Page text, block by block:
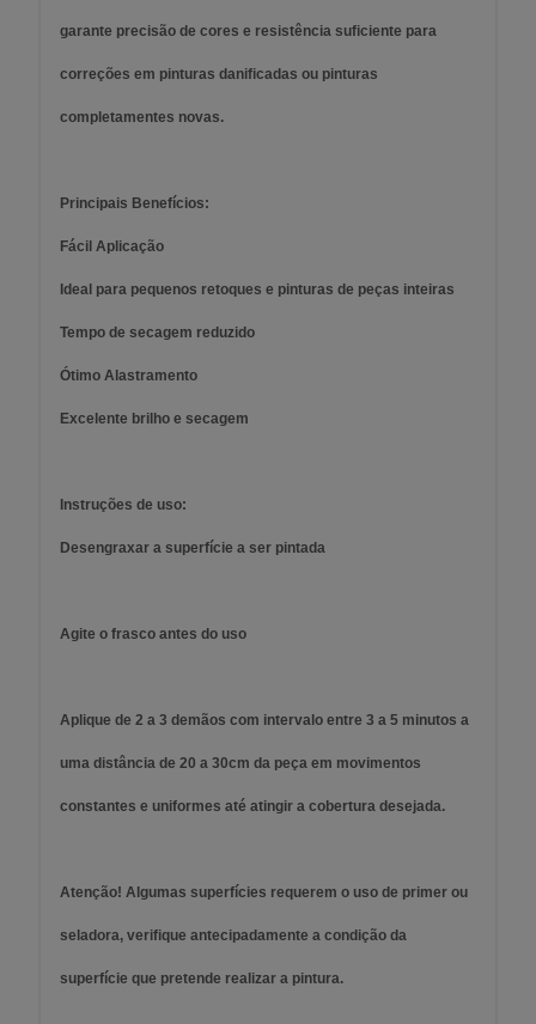
garante precisão de cores e resistência suficiente para
correções em pinturas danificadas ou pinturas
completamentes novas.
Principais Benefícios:
Fácil Aplicação
Ideal para pequenos retoques e pinturas de peças inteiras
Tempo de secagem reduzido
Ótimo Alastramento
Excelente brilho e secagem
Instruções de uso:
Desengraxar a superfície a ser pintada
Agite o frasco antes do uso
Aplique de 2 a 3 demãos com intervalo entre 3 a 5 minutos a
uma distância de 20 a 30cm da peça em movimentos
constantes e uniformes até atingir a cobertura desejada.
Atenção! Algumas superfícies requerem o uso de primer ou
seladora, verifique antecipadamente a condição da
superfície que pretende realizar a pintura.